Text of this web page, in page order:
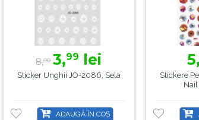
8,00 3,99 lei
Sticker Unghii JO-2086, Sela
ADAUGĂ ÎN COȘ
5,
Stickere